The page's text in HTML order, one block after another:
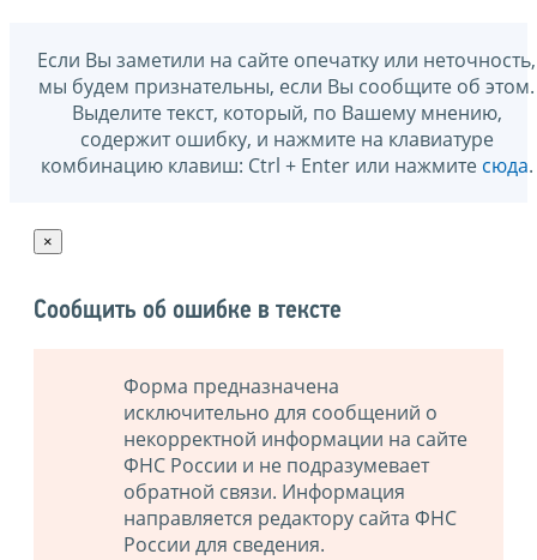
Если Вы заметили на сайте опечатку или неточность,
мы будем признательны, если Вы сообщите об этом.
Выделите текст, который, по Вашему мнению,
содержит ошибку, и нажмите на клавиатуре
комбинацию клавиш: Ctrl + Enter или нажмите сюда.
×
Сообщить об ошибке в тексте
Форма предназначена
исключительно для сообщений о
некорректной информации на сайте
ФНС России и не подразумевает
обратной связи. Информация
направляется редактору сайта ФНС
России для сведения.